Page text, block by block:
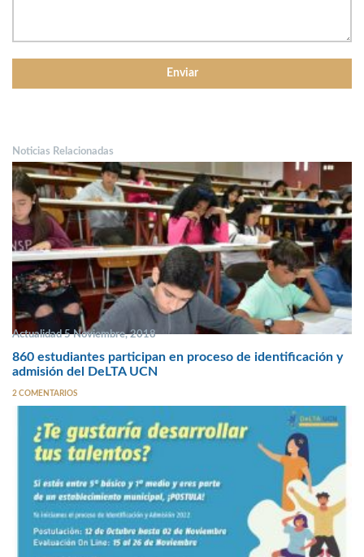
Noticias Relacionadas
Actualidad 5 Noviembre, 2018
860 estudiantes participan en proceso de identificación y
admisión del DeLTA UCN
2 COMENTARIOS